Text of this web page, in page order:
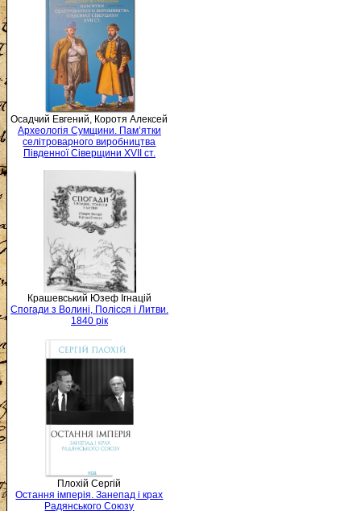
Осадчий Евгений, Коротя Алексей
Археологія Сумщини. Пам’ятки
селітроварного виробництва
Південної Сіверщини XVII ст.
Крашевський Юзеф Ігнацій
Спогади з Волині, Полісся і Литви.
1840 рік
Плохій Сергій
Остання імперія. Занепад і крах
Радянського Союзу